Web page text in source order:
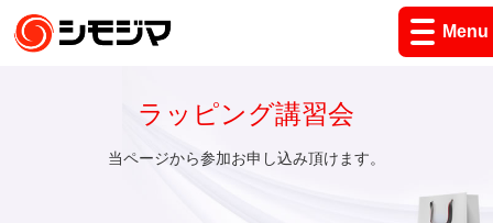
Menu
ラッピング講習会
当ページから参加お申し込み頂けます。